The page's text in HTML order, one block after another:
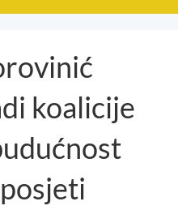
koalicije